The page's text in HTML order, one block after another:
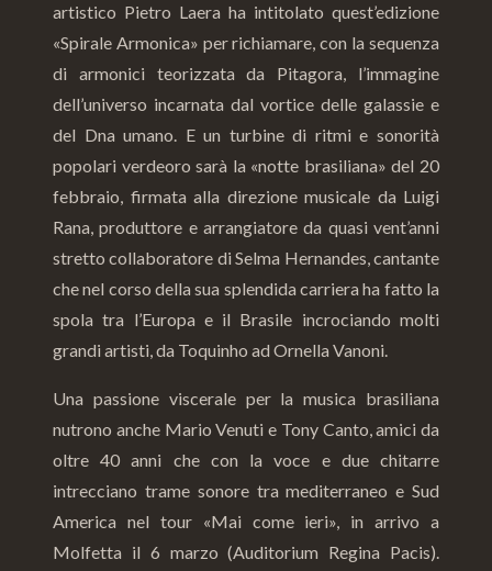
artistico Pietro Laera ha intitolato quest’edizione
«Spirale Armonica» per richiamare, con la sequenza
di armonici teorizzata da Pitagora, l’immagine
dell’universo incarnata dal vortice delle galassie e
del Dna umano. E un turbine di ritmi e sonorità
popolari verdeoro sarà la «notte brasiliana» del 20
febbraio, firmata alla direzione musicale da Luigi
Rana, produttore e arrangiatore da quasi vent’anni
stretto collaboratore di Selma Hernandes, cantante
che nel corso della sua splendida carriera ha fatto la
spola tra l’Europa e il Brasile incrociando molti
grandi artisti, da Toquinho ad Ornella Vanoni.
Una passione viscerale per la musica brasiliana
nutrono anche Mario Venuti e Tony Canto, amici da
oltre 40 anni che con la voce e due chitarre
intrecciano trame sonore tra mediterraneo e Sud
America nel tour «Mai come ieri», in arrivo a
Molfetta il 6 marzo (Auditorium Regina Pacis).